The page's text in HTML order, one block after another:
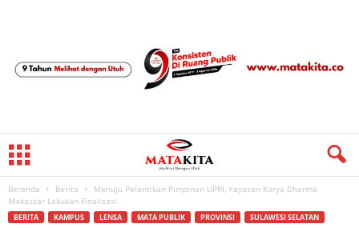
Beranda Berita
Menuju Pelantikan Pimpinan UPRI, Yayasan Karya Dharma
Makassar Lakukan Finalisasi
BERITA KAMPUS LENSA MATA PUBLIK PROVINSI SULAWESI SELATAN